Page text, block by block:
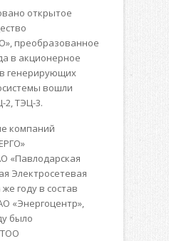
открытое
преобразованное
в акционерное
генерирующих
вошли
2, ТЭЦ-3.
компаний
«Павлодарская
Электросетевая
году в состав
«Энергоцентр»,
было